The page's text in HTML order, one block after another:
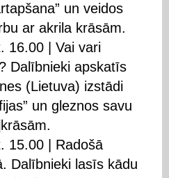
un veidos
ar akrila krāsām.
16.00 | Vai vari
Dalībnieki apskatīs
(Lietuva) izstādi
un gleznos savu
15.00 | Radošā
Dalībnieki lasīs kādu